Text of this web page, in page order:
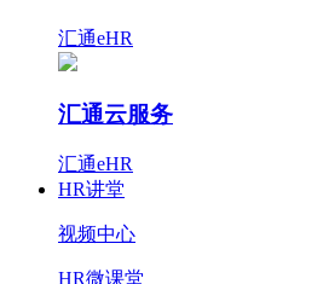
汇通eHR
汇通云服务
汇通eHR
HR讲堂
视频中心
HR微课堂